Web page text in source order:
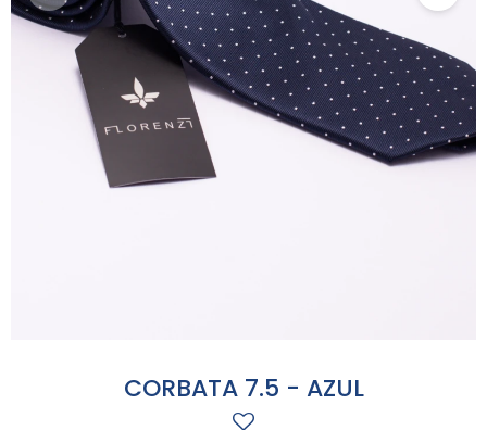
CORBATA 7.5 - AZUL